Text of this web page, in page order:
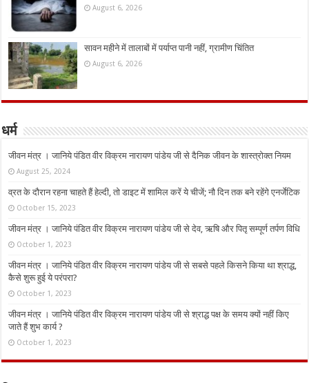
August 6, 2026
सावन महीने में तालाबों में पर्याप्त पानी नहीं, ग्रामीण चिंतित
August 6, 2026
धर्म
जीवन मंत्र । जानिये पंडित वीर विक्रम नारायण पांडेय जी से दैनिक जीवन के शास्त्रोक्त नियम
August 25, 2024
व्रत के दौरान रहना चाहते हैं हेल्दी, तो डाइट में शामिल करें ये चीजें; नौ दिन तक बने रहेंगे एनर्जेटिक
October 15, 2023
जीवन मंत्र । जानिये पंडित वीर विक्रम नारायण पांडेय जी से देव, ऋषि और पितृ सम्पूर्ण तर्पण विधि
October 1, 2023
जीवन मंत्र । जानिये पंडित वीर विक्रम नारायण पांडेय जी से सबसे पहले किसने किया था श्राद्ध,
कैसे शुरू हुई ये परंपरा?
October 1, 2023
जीवन मंत्र । जानिये पंडित वीर विक्रम नारायण पांडेय जी से श्राद्ध पक्ष के समय क्यों नहीं किए
जाते हैं शुभ कार्य ?
October 1, 2023